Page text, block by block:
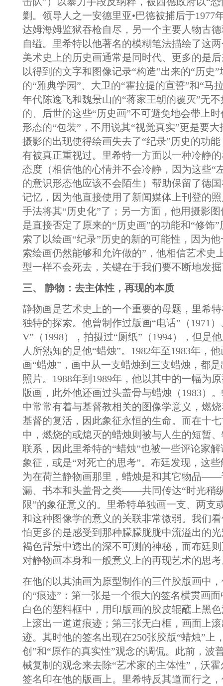
剿。领导人之一安德里亚•巴德被捕后于1977
达姆海姆监狱吞枪自尽，另一个主要人物古
自缢。里希特以他著名的模糊笔法描绘了这
美术史上的历史画通常是同时代、更多的是
以得到的文字和图像记录“构造”出来的“历史
的“雅典学园”、大卫的“霍拉提的宣誓”和“马
年代陈逸飞和魏景山的“蒋家王朝的覆灭”无
的、后世的这些“历史画”不可避免地会带上
形态的“包装”，不用说其“视觉真实”更是要
摄影的出现使得绘画失去了“纪录”历史的功
有被真正重视过。里希特一方面以一种冷静
态度（相信他的心情并不会冷静，因为这些“
的意识形态他应该不会陌生）帮助保留了德
记忆，因为他直接使用了新闻媒体上刊登的
手法将其“历史化”了；另一方面，他用摄影
是直接否定了原来的“历史画”的功能和“修饰
索了以绘画“纪录”历史的新的可能性，因为
索绘画仍然能够和允许做的”，他相信艺术史
型一样不会死去，关键在于我们要不断地发
三、 静物：去主体性，再现的本质
静物画是艺术史上的一个重要的母题，里希
独特的探索。他曾制作过版画“电话”（1971
V”（1998），拍摄过“厕纸”（1994），但是
人所熟知的是他“蜡烛”。1982年至1983年，
画“蜡烛”，画中从一支蜡烛到三支蜡烛，都
照片。1988年到1989年，他以其中的一幅为
版画，此外他还画过头盖骨与蜡烛（1983）
中常常有着与基督教相关的图像学意义，燃
基督的复活，因此象征永恒的生命。而在十
中，燃烧的或熄灭的蜡烛则被与人生的短暂
联系，因此里希特的“蜡烛”也被一些评论家
象征，或是“对死亡的思考”。布廷发现，这
为在荷兰静物画那里，蜡烛是和其它物品——
漏、书本和头盖骨之类——共同传达“时光稍
限”的象征意义的。里希特单独画一支、两支
和这种图像学的意义的关联非常微弱。我们
怕更多的是感受到那种朦朦胧胧中流溢出的
褐色背景中透出的深不可测的神秘，而布廷
对静物画本身和一般意义上的再现艺术的思
在他的以其油画为原型制作的三件胶版画中
的“痕迹”：第一张是一个很大的签名横贯画
白色的塑料框中，用印版画的胶皮辊蘸上黑
上滚出一道道痕迹；第三张无白框，画面上
迹。其时他的签名出现在250张胶版“蜡烛”上
创”和“原作的真实性”观念的调侃。此前，波
械复制的观念来去除“艺术家的主体性”，沃
签名印在他的版画上。里希特反其道而行之